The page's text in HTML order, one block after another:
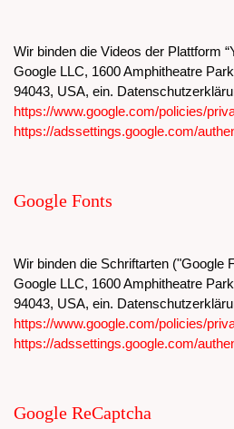
Wir binden die Videos der Plattform
Google LLC, 1600 Amphitheatre
94043, USA, ein.
https://www.google.com/policies/
https://adssettings.google.com/
Google Fonts
Wir binden die Schriftarten ("Google
Google LLC, 1600 Amphitheatre
94043, USA, ein.
https://www.google.com/policies/
https://adssettings.google.com/
Google ReCaptcha